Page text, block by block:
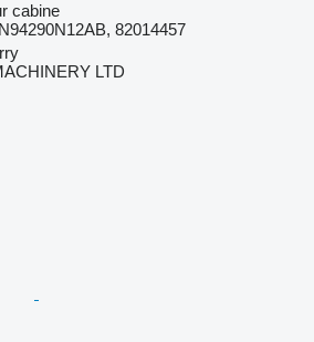
cabine
82014457
LTD